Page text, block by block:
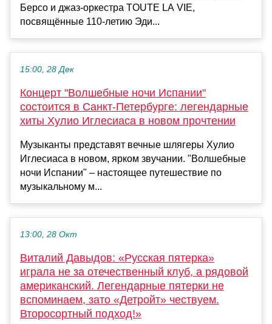
Берсо и джаз-оркестра TOUTE LA VIE,
посвящённые 110-летию Эди...
15:00, 28 Дек
Концерт "Волшебные ночи Испании"
состоится в Санкт-Петербурге: легендарные
хиты Хулио Иглесиаса в новом прочтении
Музыканты представят вечные шлягеры Хулио
Иглесиаса в новом, ярком звучании. "Волшебные
ночи Испании" – настоящее путешествие по
музыкальному м...
13:00, 28 Окт
Виталий Давыдов: «Русская пятерка»
играла не за отечественный клуб, а рядовой
американский. Легендарные пятерки не
вспоминаем, зато «Детройт» чествуем.
Второсортный подход!»